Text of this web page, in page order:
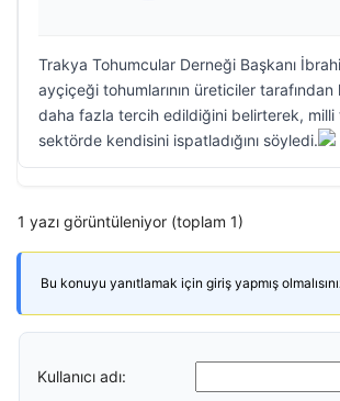
Trakya Tohumcular Derneği Başkanı
ayçiçeği tohumlarının üreticiler tarafından
daha fazla tercih edildiğini belirterek, milli
sektörde kendisini ispatladığını söyledi.
1 yazı görüntüleniyor (toplam 1)
Bu konuyu yanıtlamak için giriş yapmış
Kullanıcı adı: